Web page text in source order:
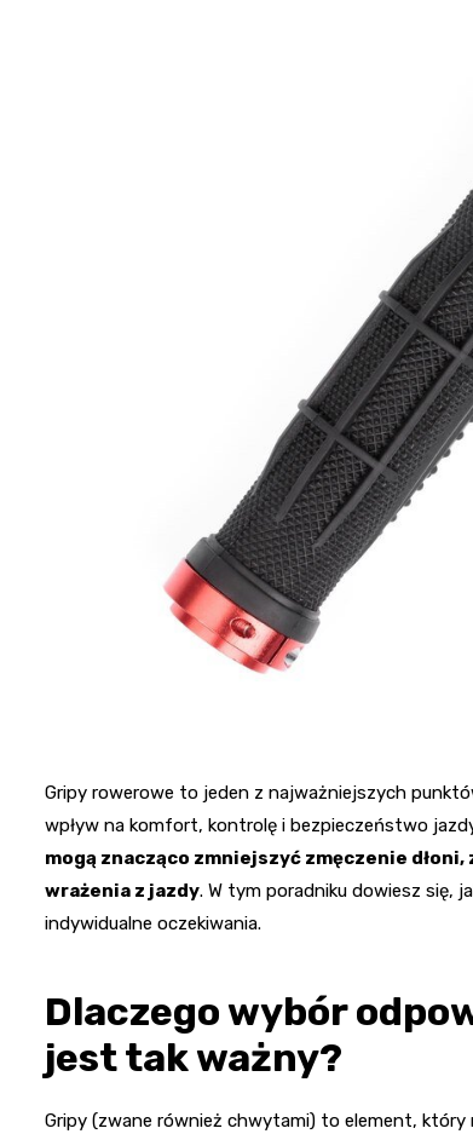
Gripy rowerowe to jeden z najważniejszych
wpływ na komfort, kontrolę i bezpieczeństwo
mogą znacząco zmniejszyć zmęczenie
wrażenia z jazdy. W tym poradniku dowiesz się,
indywidualne oczekiwania.
Dlaczego wybór
jest tak ważny?
Gripy (zwane również chwytami) to element, który